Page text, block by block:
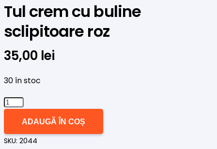
Tul crem cu buline
sclipitoare roz
35,00 lei
30 în stoc
Cantitate
cu
ADAUGĂ ÎN COȘ
SKU: 2044